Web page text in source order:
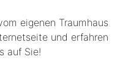
eigenen Traumhaus
und erfahren
auf Sie!